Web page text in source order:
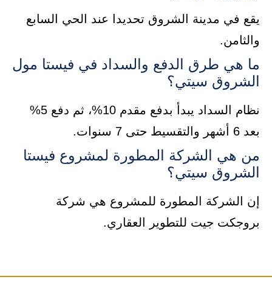
يقع في مدينة الشروق تحديدا عند الحي السابع
والثامن.
ما هي طرق الدفع والسداد في فيستا مول
الشروق سيتي؟
نظام السداد يبدأ بدفع مقدم 10%، ثم دفع 5%
بعد 6 أشهر والتقسيط حتى 7 سنوات.
من هي الشركة المطورة لمشروع فيستا
الشروق سيتي؟
إن الشركة المطورة للمشروع هي شركة
بروجكت جيت للتطوير العقاري.